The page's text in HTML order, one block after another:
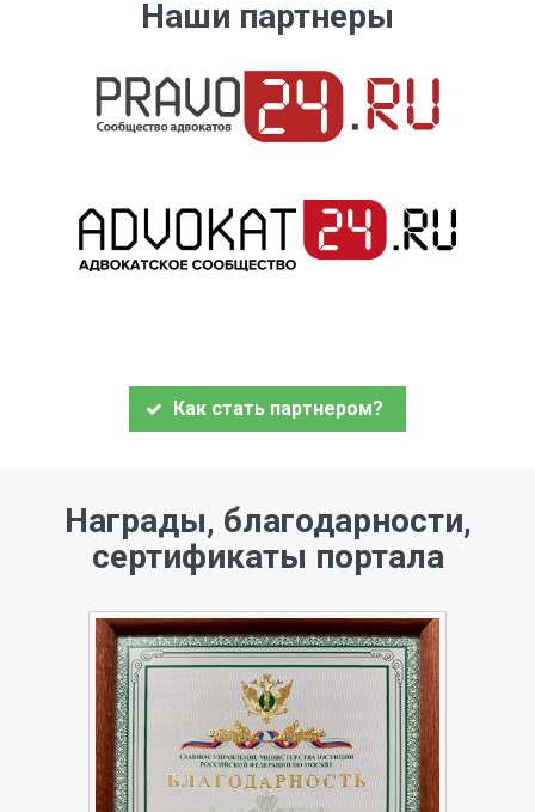
Наши партнеры
Как стать партнером?
Награды, благодарности,
сертификаты портала